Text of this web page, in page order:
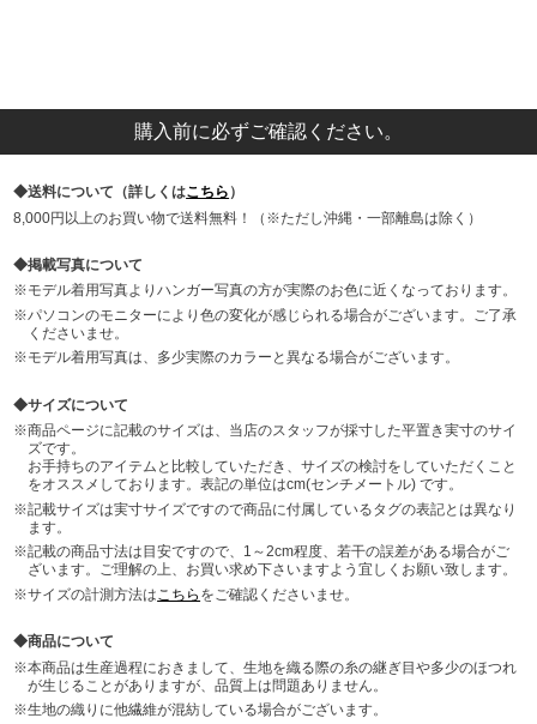
購入前に必ずご確認ください。
送料について（詳しくはこちら ）
8,000円以上のお買い物で送料無料！（※ただし沖縄・一部離島は除く）
掲載写真について
モデル着用写真よりハンガー写真の方が実際のお色に近くなっております。
パソコンのモニターにより色の変化が感じられる場合がございます。ご了承
くださいませ。
モデル着用写真は、多少実際のカラーと異なる場合がございます。
サイズについて
商品ページに記載のサイズは、当店のスタッフが採寸した平置き実寸のサイ
ズです。
お手持ちのアイテムと比較していただき、サイズの検討をしていただくこと
をオススメしております。表記の単位はcm(センチメートル) です。
記載サイズは実寸サイズですので商品に付属しているタグの表記とは異なり
ます。
記載の商品寸法は目安ですので、1～2cm程度、若干の誤差がある場合がご
ざいます。ご理解の上、お買い求め下さいますよう宜しくお願い致します。
サイズの計測方法はこちら をご確認くださいませ。
商品について
本商品は生産過程におきまして、生地を織る際の糸の継ぎ目や多少のほつれ
が生じることがありますが、品質上は問題ありません。
生地の織りに他繊維が混紡している場合がございます。